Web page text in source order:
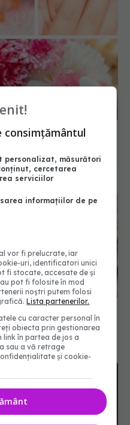
mâinile. Ce să
cu șabloane de
te poate duce direct
consimțământul
personalizat, măsurători
cercetarea
serviciilor
informațiilor de pe
vor fi prelucrate, iar
uri, identificatori unici
fi stocate, accesate de și
pot fi folosite în mod
noștri putem folosi
Lista partenerilor.
cu caracter personal în
obiecta prin gestionarea
link în partea de jos a
sau a vă retrage
și cookie-